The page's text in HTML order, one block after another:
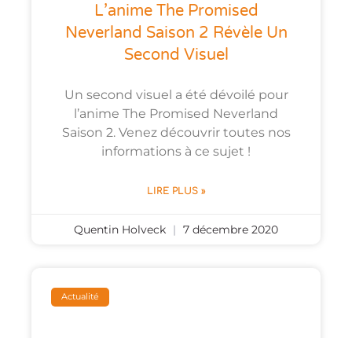
L’anime The Promised
Neverland Saison 2 Révèle Un
Second Visuel
Un second visuel a été dévoilé pour
l’anime The Promised Neverland
Saison 2. Venez découvrir toutes nos
informations à ce sujet !
LIRE PLUS »
Quentin Holveck 7 décembre 2020
Actualité